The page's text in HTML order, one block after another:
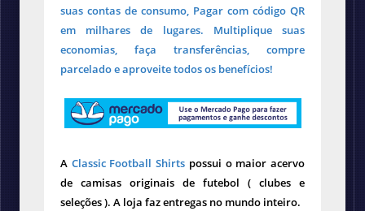
suas contas de consumo, Pagar com código QR
em milhares de lugares. Multiplique suas
economias, faça transferências, compre
parcelado e aproveite todos os benefícios!
A Classic Football Shirts possui o maior acervo
de camisas originais de futebol ( clubes e
seleções ). A loja faz entregas no mundo inteiro.